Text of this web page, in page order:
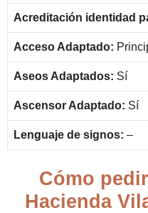
Acreditación identidad
Acceso Adaptado:
Aseos Adaptados: Sí
Ascensor Adaptado: Sí
Lenguaje de signos: –
Cómo
Hacienda